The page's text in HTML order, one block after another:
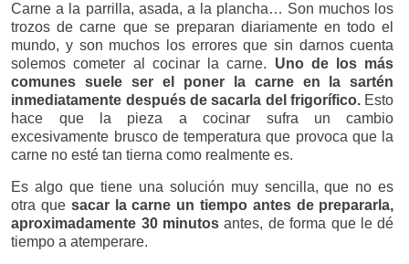
Carne a la parrilla, asada, a la plancha… Son muchos los
trozos de carne que se preparan diariamente en todo el
mundo, y son muchos los errores que sin darnos cuenta
solemos cometer al cocinar la carne. Uno de los más
comunes suele ser el poner la carne en la sartén
inmediatamente después de sacarla del frigorífico.Esto
hace que la pieza a cocinar sufra un cambio
excesivamente brusco de temperatura que provoca que la
carne no esté tan tierna como realmente es.
Es algo que tiene una solución muy sencilla, que no es
otra que sacar la carne un tiempo antes de prepararla,
aproximadamente 30 minutos antes, de forma que le dé
tiempo a atemperare.